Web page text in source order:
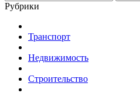
Рубрики
Транспорт
Недвижимость
Строительство